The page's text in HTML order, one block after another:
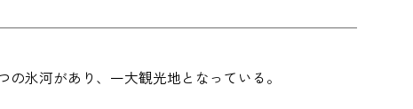
氷河があり、一大観光地となっている。